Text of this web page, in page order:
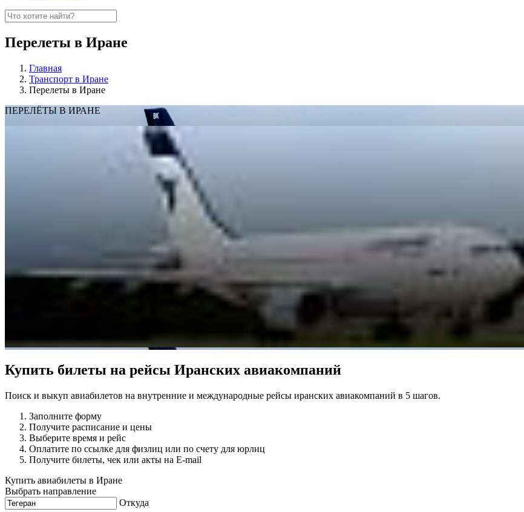
Перелеты в Иране
Главная
Транспорт в Иране
Перелеты в Иране
ПЕРЕЛЁТЫ В ИРАНЕ
Купить билеты на рейсы Иранских авиакомпаний
Поиск и выкуп авиабилетов на внутренние и международные рейсы иранских авиакомпаний в 5 шагов.
Заполните форму
Получите расписание и цены
Выберите время и рейс
Оплатите по ссылке для физлиц или по счету для юрлиц
Получите билеты, чек или акты на E-mail
Купить авиабилеты в Иране
Выбрать направление
Откуда